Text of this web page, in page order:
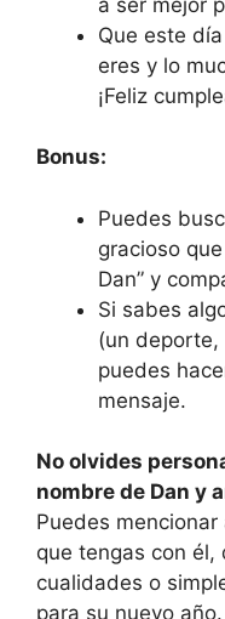
Que este
eres y lo
¡Feliz
Bonus:
Puedes
gracioso
Dan” y
Si sabes
(un deporte,
puedes
mensaje.
No olvides
nombre de Dan y
Puedes
que tengas con él,
cualidades o
para su nuevo año.